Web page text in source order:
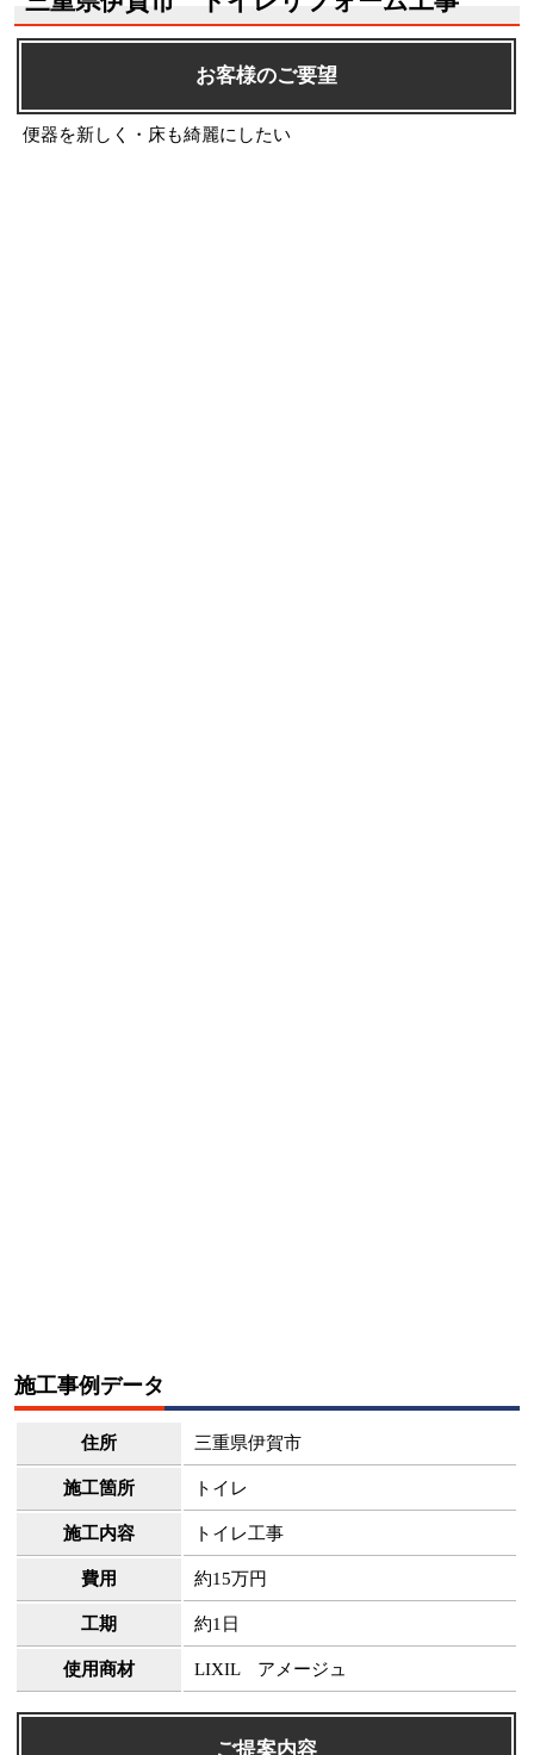
お客様のご要望
便器を新しく・床も綺麗にしたい
施工事例データ
住所 三重県伊賀市
施工箇所 トイレ
施工内容 トイレ工事
費用 約15万円
工期 約1日
使用商材 LIXIL アメージュ
ご提案内容